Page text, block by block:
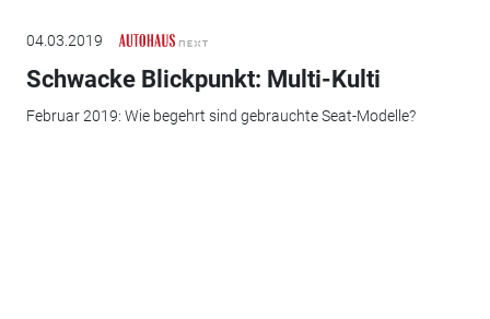
04.03.2019
Schwacke Blickpunkt: Multi-Kulti
Februar 2019: Wie begehrt sind gebrauchte Seat-Modelle?